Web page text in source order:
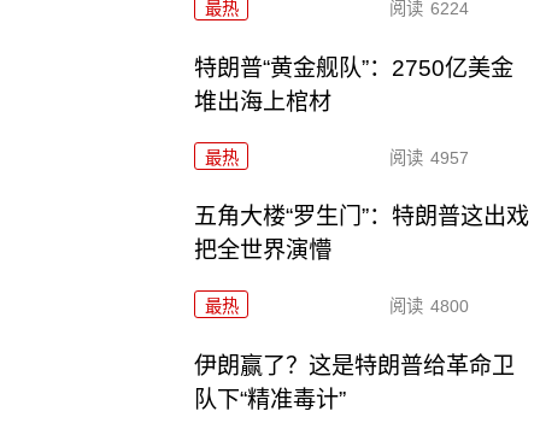
最热 阅读 6224
特朗普“黄金舰队”：2750亿美金
堆出海上棺材
最热 阅读 4957
五角大楼“罗生门”：特朗普这出戏
把全世界演懵
最热 阅读 4800
伊朗赢了？这是特朗普给革命卫
队下“精准毒计”